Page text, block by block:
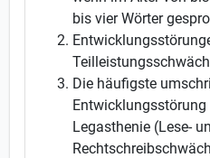
bis vier Wörter
Die häufigste
Legasthenie (Lese-